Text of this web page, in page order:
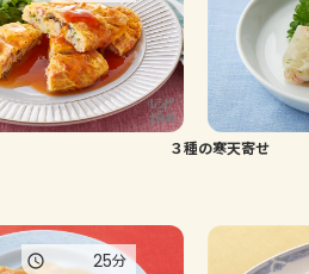
レシピ
トーク
よくあるお問い合わせ
お買い物
３種の寒天寄せ
25分